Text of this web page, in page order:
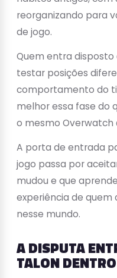
reorganizando para
de jogo.
Quem entra
testar posições
comportamento do
melhor essa fase do
o mesmo Overwatch
A porta de entrada
jogo passa por
mudou e que
experiência de quem
nesse mundo.
A DISPUTA
TALON